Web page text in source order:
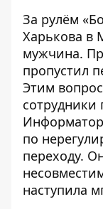
За рулём
Харькова в
мужчина.
пропустил
Этим
Информатор
по
переходу.
наступила